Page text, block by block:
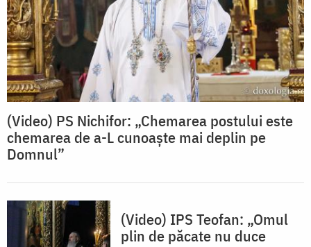
(Video) PS Nichifor: „Chemarea postului este
chemarea de a-L cunoaște mai deplin pe
Domnul”
(Video) IPS Teofan: „Omul
plin de păcate nu duce